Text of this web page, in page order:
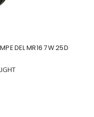
DEL MR16 7W 25D